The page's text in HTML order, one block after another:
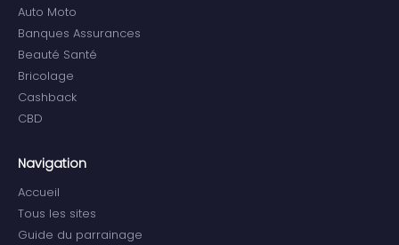
Auto Moto
Banques Assurances
Beauté Santé
Bricolage
Cashback
CBD
Navigation
Accueil
Tous les sites
Guide du parrainage